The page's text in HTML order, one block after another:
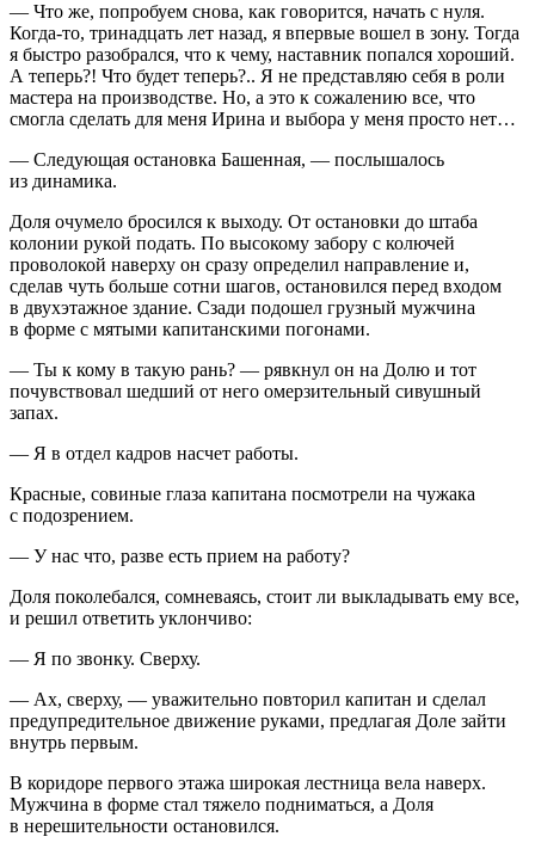
— Что же, попробуем снова, как говорится, начать с нуля.
Когда-то, тринадцать лет назад, я впервые вошел в зону. Тогда
я быстро разобрался, что к чему, наставник попался хороший.
А теперь?! Что будет теперь?.. Я не представляю себя в роли
мастера на производстве. Но, а это к сожалению все, что
смогла сделать для меня Ирина и выбора у меня просто нет…
— Следующая остановка Башенная, — послышалось
из динамика.
Доля очумело бросился к выходу. От остановки до штаба
колонии рукой подать. По высокому забору с колючей
проволокой наверху он сразу определил направление и,
сделав чуть больше сотни шагов, остановился перед входом
в двухэтажное здание. Сзади подошел грузный мужчина
в форме с мятыми капитанскими погонами.
— Ты к кому в такую рань? — рявкнул он на Долю и тот
почувствовал шедший от него омерзительный сивушный
запах.
— Я в отдел кадров насчет работы.
Красные, совиные глаза капитана посмотрели на чужака
с подозрением.
— У нас что, разве есть прием на работу?
Доля поколебался, сомневаясь, стоит ли выкладывать ему все,
и решил ответить уклончиво:
— Я по звонку. Сверху.
— Ах, сверху, — уважительно повторил капитан и сделал
предупредительное движение руками, предлагая Доле зайти
внутрь первым.
В коридоре первого этажа широкая лестница вела наверх.
Мужчина в форме стал тяжело подниматься, а Доля
в нерешительности остановился.